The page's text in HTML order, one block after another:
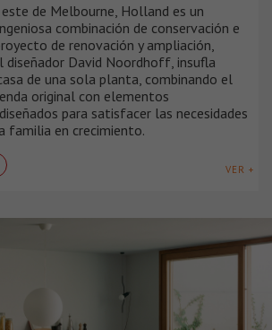
de Melbourne, Holland es un
combinación de conservación e
de renovación y ampliación,
diseñador David Noordhoff, insufla
de una sola planta, combinando el
original con elementos
para satisfacer las necesidades
familia en crecimiento.
VER +